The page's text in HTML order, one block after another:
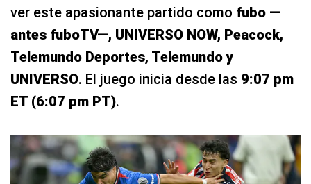
ver este apasionante partido como fubo —
antes fuboTV—, UNIVERSO NOW, Peacock,
Telemundo Deportes, Telemundo y
UNIVERSO. El juego inicia desde las 9:07 pm
ET (6:07 pm PT).